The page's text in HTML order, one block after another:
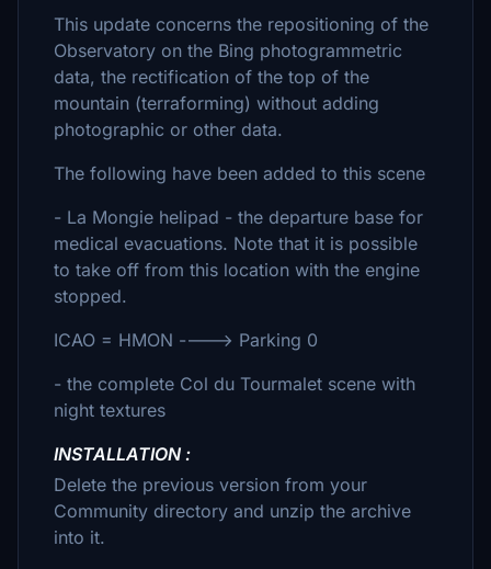
This update concerns the repositioning of the
Observatory on the Bing photogrammetric
data, the rectification of the top of the
mountain (terraforming) without adding
photographic or other data.
The following have been added to this scene
- La Mongie helipad - the departure base for
medical evacuations. Note that it is possible
to take off from this location with the engine
stopped.
ICAO = HMON ----> Parking 0
- the complete Col du Tourmalet scene with
night textures
INSTALLATION :
Delete the previous version from your
Community directory and unzip the archive
into it.